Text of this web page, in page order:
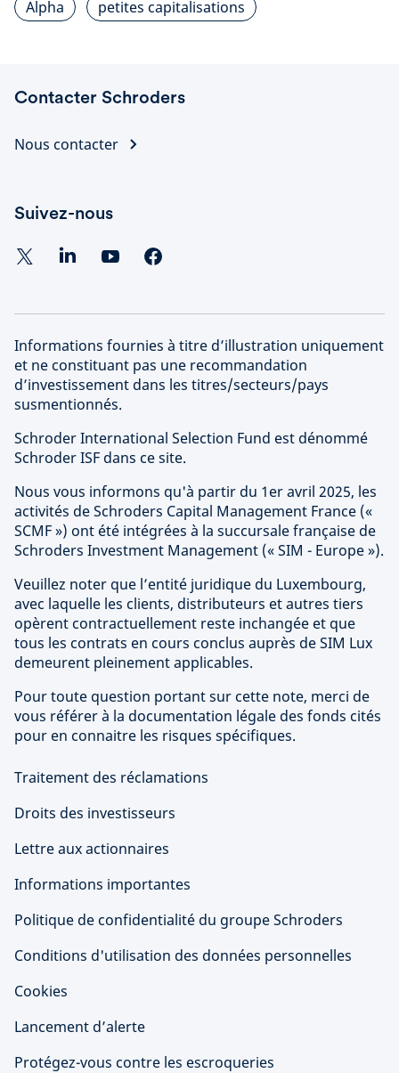
Alpha
petites capitalisations
Contacter Schroders
Nous contacter
Suivez-nous
Informations fournies à titre d’illustration uniquement
et ne constituant pas une recommandation
d’investissement dans les titres/secteurs/pays
susmentionnés.
Schroder International Selection Fund est dénommé
Schroder ISF dans ce site.
Nous vous informons qu'à partir du 1er avril 2025, les
activités de Schroders Capital Management France («
SCMF ») ont été intégrées à la succursale française de
Schroders Investment Management (« SIM - Europe »).
Veuillez noter que l’entité juridique du Luxembourg,
avec laquelle les clients, distributeurs et autres tiers
opèrent contractuellement reste inchangée et que
tous les contrats en cours conclus auprès de SIM Lux
demeurent pleinement applicables.
Pour toute question portant sur cette note, merci de
vous référer à la documentation légale des fonds cités
pour en connaitre les risques spécifiques.
Traitement des réclamations
Droits des investisseurs
Lettre aux actionnaires
Informations importantes
Politique de confidentialité du groupe Schroders
Conditions d'utilisation des données personnelles
Cookies
Lancement d’alerte
Protégez-vous contre les escroqueries